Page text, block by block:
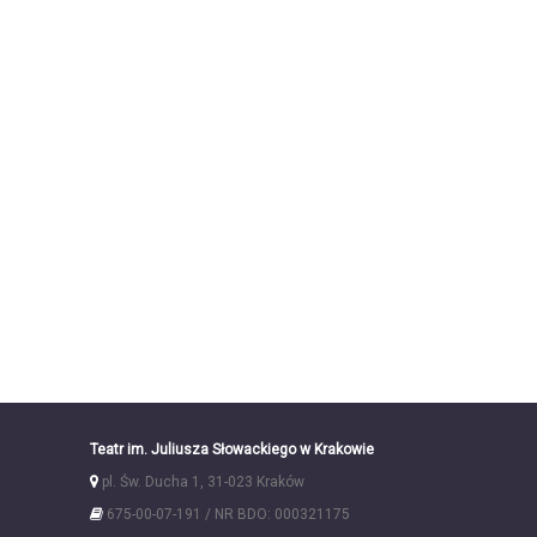
Teatr im. Juliusza Słowackiego w Krakowie
pl. Św. Ducha 1, 31-023 Kraków
675-00-07-191 / NR BDO: 000321175